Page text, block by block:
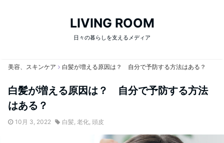
LIVING ROOM
日々の暮らしを支えるメディア
美容、スキンケア 白髪が増える原因は？ 自分で予防する方法はある？
白髪が増える原因は？ 自分で予防する方法
はある？
10月 3, 2022 白髪, 老化, 頭皮